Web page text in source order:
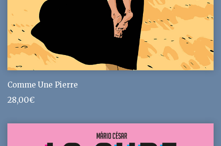
Comme Une Pierre
28,00€